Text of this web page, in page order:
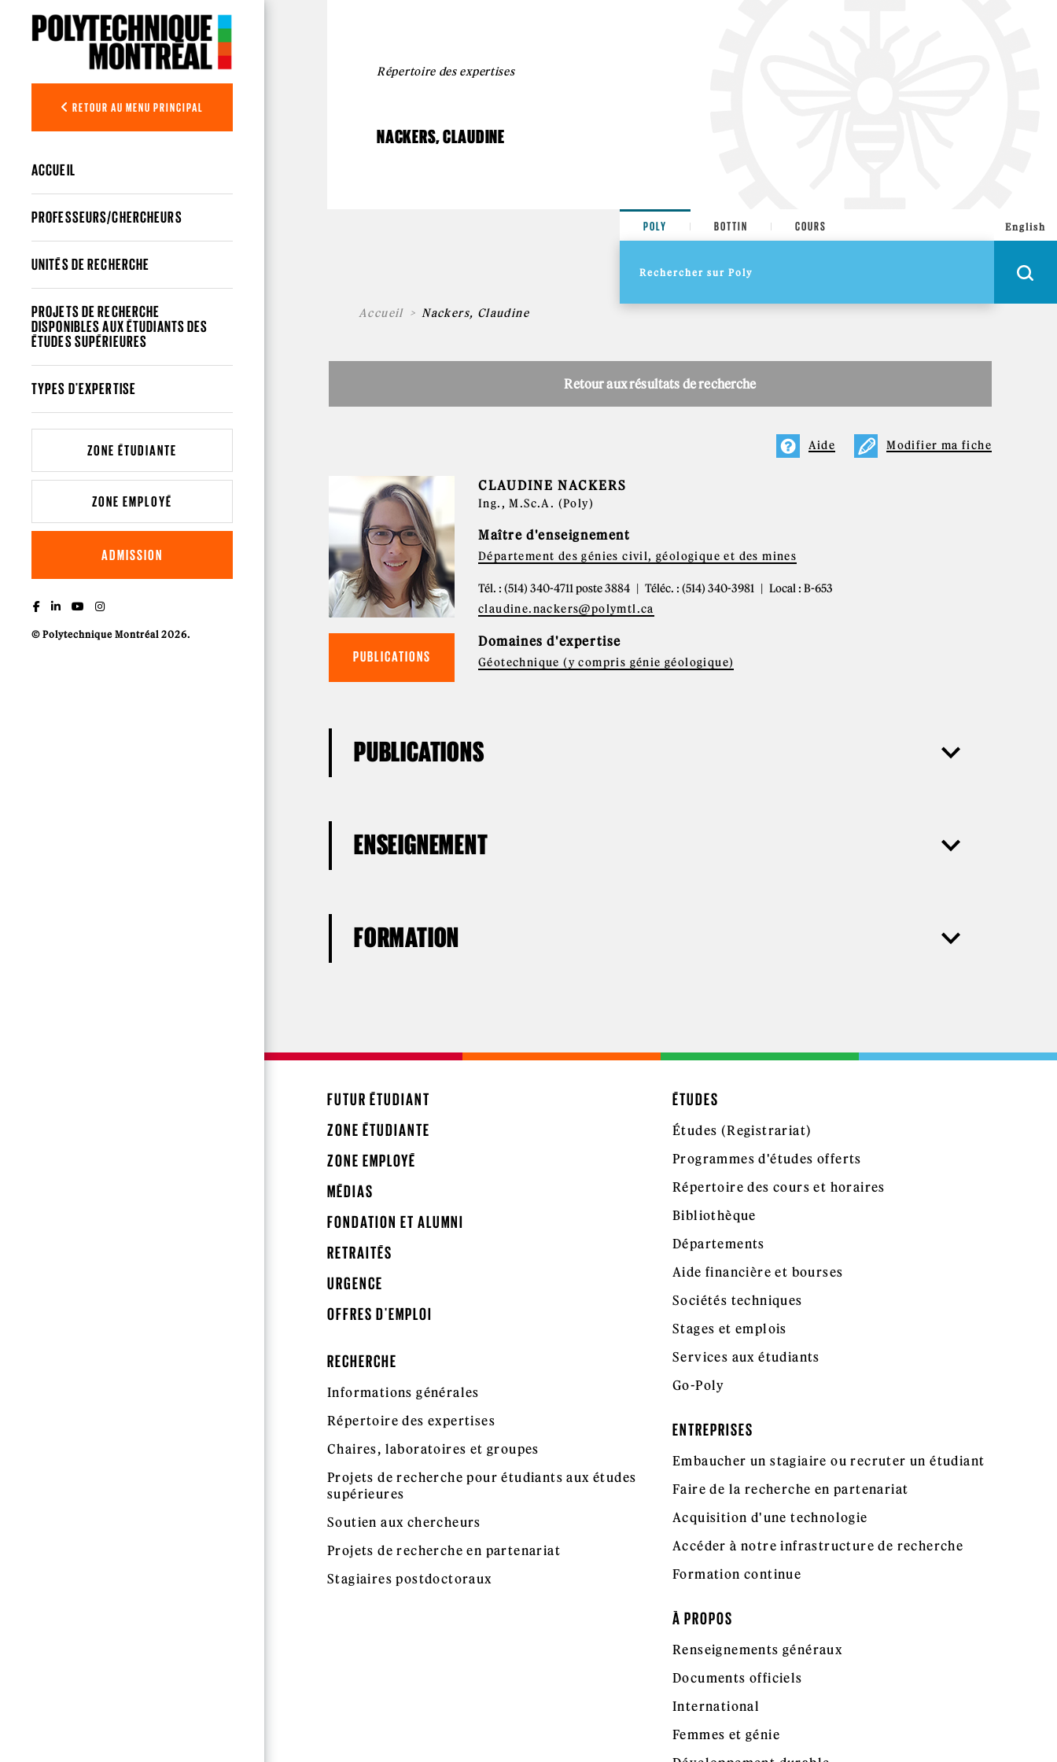
RETOUR AU MENU PRINCIPAL
ACCUEIL
PROFESSEURS/CHERCHEURS
UNITÉS DE RECHERCHE
PROJETS DE RECHERCHE
DISPONIBLES AUX ÉTUDIANTS DES
ÉTUDES SUPÉRIEURES
TYPES D'EXPERTISE
ZONE ÉTUDIANTE
ZONE EMPLOYÉ
ADMISSION
© Polytechnique Montréal 2026.
Répertoire des expertises
NACKERS, CLAUDINE
POLY BOTTIN COURS English
Accueil Nackers, Claudine
Retour aux résultats de recherche
Modifier ma fiche
Aide
PUBLICATIONS
CLAUDINE NACKERS
Ing., M.Sc.A. (Poly)
Maître d'enseignement
Département des génies civil, géologique et des mines
Tél. : (514) 340-4711 poste 3884 Téléc. : (514) 340-3981
Local : B-653
claudine.nackers@polymtl.ca
Domaines d'expertise
Géotechnique (y compris génie géologique)
PUBLICATIONS
ENSEIGNEMENT
FORMATION
FUTUR ÉTUDIANT
ZONE ÉTUDIANTE
ZONE EMPLOYÉ
MÉDIAS
FONDATION ET ALUMNI
RETRAITÉS
URGENCE
OFFRES D'EMPLOI
ÉTUDES
Études (Registrariat)
Programmes d'études offerts
Répertoire des cours et horaires
Bibliothèque
Départements
Aide financière et bourses
Sociétés techniques
Stages et emplois
Services aux étudiants
Go-Poly
RECHERCHE
Informations générales
Répertoire des expertises
Chaires, laboratoires et groupes
Projets de recherche pour étudiants aux études
supérieures
Soutien aux chercheurs
Projets de recherche en partenariat
Stagiaires postdoctoraux
ENTREPRISES
Embaucher un stagiaire ou recruter un étudiant
Faire de la recherche en partenariat
Acquisition d'une technologie
Accéder à notre infrastructure de recherche
Formation continue
À PROPOS
Renseignements généraux
Documents officiels
International
Femmes et génie